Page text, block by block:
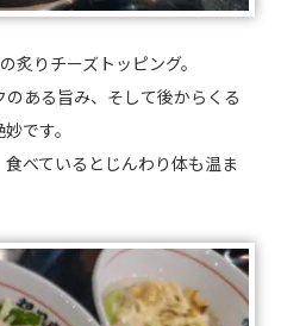
炙りチーズトッピング。
ある旨み、そして後からくる
です。
べているとじんわり体も温ま